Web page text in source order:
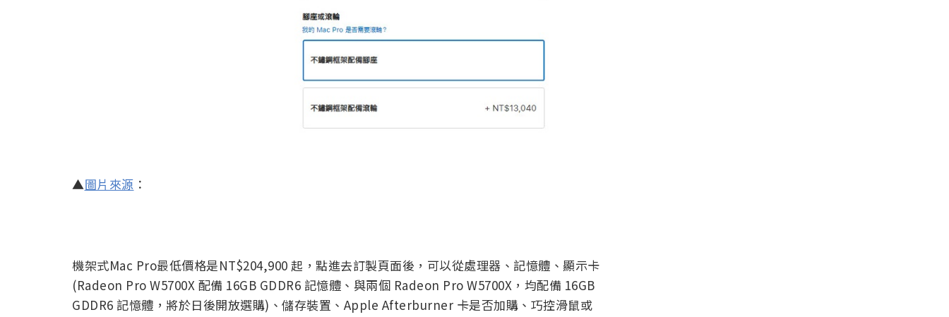
▲圖片來源 ：
機架式Mac Pro最低價格是NT$204,900 起，點進去訂製頁面後，可以從處理器、記憶體、顯示卡
(Radeon Pro W5700X 配備 16GB GDDR6 記憶體、與兩個 Radeon Pro W5700X，均配備 16GB
GDDR6 記憶體，將於日後開放選購)、儲存裝置、Apple Afterburner 卡是否加購、巧控滑鼠或